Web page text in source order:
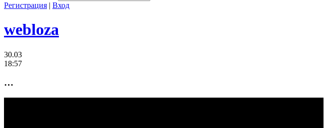
Регистрация | Вход
webloza
30.03
18:57
…